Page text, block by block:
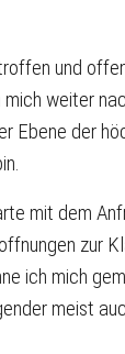
und
weiter
Ebene der
mit dem
zur
ich mich
meist